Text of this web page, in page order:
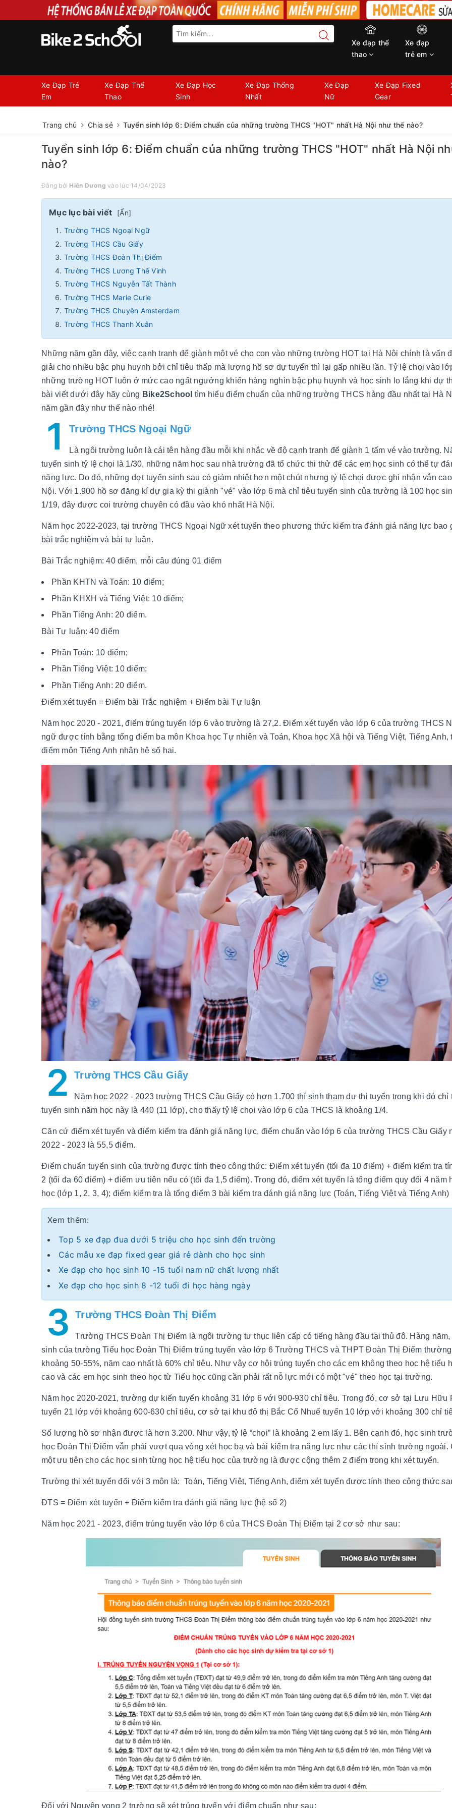
Xe đạp thể
thao
Xe đạp
trẻ em
Xe Đạp Trẻ
Em
Xe Đạp Thể
Thao
Xe Đạp Học
Sinh
Xe Đạp Thống
Nhất
Xe Đạp
Nữ
Xe Đạp Fixed
Gear
Trang chủ Chia sẻ Tuyển sinh lớp 6: Điểm chuẩn của những trường THCS "HOT" nhất Hà Nội như thế nào?
Tuyển sinh lớp 6: Điểm chuẩn của những trường THCS "HOT" nhất Hà Nội
nào?
Đăng bởi Hiên Dương vào lúc 14/04/2023
Mục lục bài viết [Ẩn]
Trường THCS Ngoại Ngữ
Trường THCS Cầu Giấy
Trường THCS Đoàn Thị Điểm
Trường THCS Lương Thế Vinh
Trường THCS Nguyễn Tất Thành
Trường THCS Marie Curie
Trường THCS Chuyên Amsterdam
Trường THCS Thanh Xuân
Những năm gần đây, việc cạnh tranh để giành một vé cho con vào những trường HOT tại Hà Nội chính là vấn
giải cho nhiều bậc phụ huynh bởi chỉ tiêu thấp mà lượng hồ sơ dự tuyển thì lại gấp nhiều lần. Tỷ lệ chọi vào
những trường HOT luôn ở mức cao ngất ngưởng khiến hàng nghìn bậc phụ huynh và học sinh lo lắng khi dự
bài viết dưới đây hãy cùng Bike2School tìm hiểu điểm chuẩn của những trường THCS hàng đầu nhất tại Hà
năm gần đây như thế nào nhé!
1 Trường THCS Ngoại Ngữ
Là ngôi trường luôn là cái tên hàng đầu mỗi khi nhắc về độ cạnh tranh để giành 1 tấm vé vào trường.
tuyển sinh tỷ lệ chọi là 1/30, những năm học sau nhà trường đã tổ chức thi thử để các em học sinh có thể tự
năng lực. Do đó, những đợt tuyển sinh sau có giảm nhiệt hơn một chút nhưng tỷ lệ chọi được ghi nhận vẫn
Nội. Với 1.900 hồ sơ đăng kí dự gia kỳ thi giành "vé" vào lớp 6 mà chỉ tiêu tuyển sinh của trường là 100 học
1/19, đây được coi trường chuyên có đầu vào khó nhất Hà Nội.
Năm học 2022-2023, tại trường THCS Ngoại Ngữ xét tuyển theo phương thức kiểm tra đánh giá năng lực bao
bài trắc nghiệm và bài tự luận.
Bài Trắc nghiệm: 40 điểm, mỗi câu đúng 01 điểm
Phần KHTN và Toán: 10 điểm;
Phần KHXH và Tiếng Việt: 10 điểm;
Phần Tiếng Anh: 20 điểm.
Bài Tự luận: 40 điểm
Phần Toán: 10 điểm;
Phần Tiếng Việt: 10 điểm;
Phần Tiếng Anh: 20 điểm.
Điểm xét tuyển = Điểm bài Trắc nghiệm + Điểm bài Tự luận
Năm học 2020 - 2021, điểm trúng tuyển lớp 6 vào trường là 27,2. Điểm xét tuyển vào lớp 6 của trường THCS
ngữ được tính bằng tổng điểm ba môn Khoa học Tự nhiên và Toán, Khoa học Xã hội và Tiếng Việt, Tiếng Anh,
điểm môn Tiếng Anh nhân hệ số hai.
2 Trường THCS Cầu Giấy
Năm học 2022 - 2023 trường THCS Cầu Giấy có hơn 1.700 thí sinh tham dự thi tuyển trong khi đó chỉ
tuyển sinh năm học này là 440 (11 lớp), cho thấy tỷ lệ chọi vào lớp 6 của THCS là khoảng 1/4.
Căn cứ điểm xét tuyển và điểm kiểm tra đánh giá năng lực, điểm chuẩn vào lớp 6 của trường THCS Cầu Giấy
2022 - 2023 là 55,5 điểm.
Điểm chuẩn tuyển sinh của trường được tính theo công thức: Điểm xét tuyển (tối đa 10 điểm) + điểm kiểm tra
2 (tối đa 60 điểm) + điểm ưu tiên nếu có (tối đa 1,5 điểm). Trong đó, điểm xét tuyển là tổng điểm quy đổi 4 năm
học (lớp 1, 2, 3, 4); điểm kiểm tra là tổng điểm 3 bài kiểm tra đánh giá năng lực (Toán, Tiếng Việt và Tiếng Anh)
Xem thêm:
Top 5 xe đạp đua dưới 5 triệu cho học sinh đến trường
Các mẫu xe đạp fixed gear giá rẻ dành cho học sinh
Xe đạp cho học sinh 10 -15 tuổi nam nữ chất lượng nhất
Xe đạp cho học sinh 8 -12 tuổi đi học hàng ngày
3 Trường THCS Đoàn Thị Điểm
Trường THCS Đoàn Thị Điểm là ngôi trường tư thục liên cấp có tiếng hàng đầu tại thủ đô. Hàng năm,
sinh của trường Tiểu học Đoàn Thị Điểm trúng tuyển vào lớp 6 Trường THCS và THPT Đoàn Thị Điểm
khoảng 50-55%, năm cao nhất là 60% chỉ tiêu. Như vậy cơ hội trúng tuyển cho các em không theo học hệ tiểu
cao và các em học sinh theo học từ Tiểu học cũng cần phải rất nỗ lực mới có một "vé" theo học tại trường.
Năm học 2020-2021, trường dự kiến tuyển khoảng 31 lớp 6 với 900-930 chỉ tiêu. Trong đó, cơ sở tại Lưu Hữu
tuyển 21 lớp với khoảng 600-630 chỉ tiêu, cơ sở tại khu đô thị Bắc Cổ Nhuế tuyển 10 lớp với khoảng 300 chỉ
Số lượng hồ sơ nhận được là hơn 3.200. Như vậy, tỷ lệ “chọi” là khoảng 2 em lấy 1. Bên cạnh đó, học sinh
học Đoàn Thị Điểm vẫn phải vượt qua vòng xét học bạ và bài kiểm tra năng lực như các thí sinh trường ngoài.
một ưu tiên cho các học sinh từng học hệ tiểu học của trường là được cộng thêm 2 điểm trong khi xét tuyển.
Trường thi xét tuyển đối với 3 môn là: Toán, Tiếng Việt, Tiếng Anh, điểm xét tuyển được tính theo công thức
ĐTS = Điểm xét tuyển + Điểm kiểm tra đánh giá năng lực (hệ số 2)
Năm học 2021 - 2023, điểm trúng tuyển vào lớp 6 của THCS Đoàn Thị Điểm tại 2 cơ sở như sau:
Đối với Nguyện vọng 2 trường sẽ xét trúng tuyển với điểm chuẩn như sau: